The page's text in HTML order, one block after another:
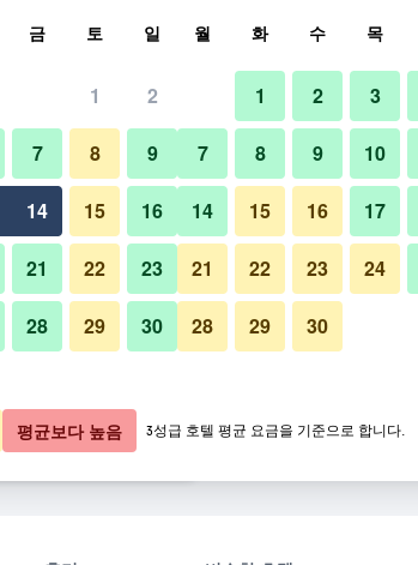
바로 예약
바로 예약
라운지
임페리얼 호텔 도쿄 사진
금 토 일
1 2
7 8 9
14 15 16
21 22 23
28 29 30
월 화 수 목
1 2 3
7 8 9 10
14 15 16 17
21 22 23 24
28 29 30
평균보다 높음 3성급 호텔 평균 요금을 기준으로 합니다.